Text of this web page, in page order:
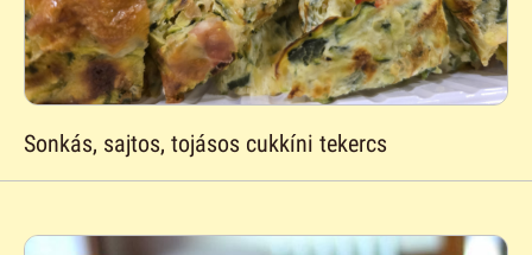
Sonkás, sajtos, tojásos cukkíni tekercs